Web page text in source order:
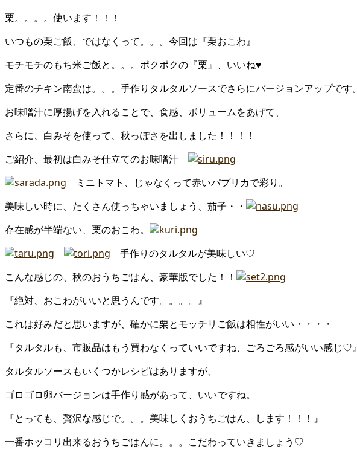
栗。。。。使います！！！
いつもの栗ご飯、ではなくって。。。今回は『栗おこわ』
モチモチのもち米ご飯と。。。ポクポクの『栗』、いいね♥
定番のチキン南蛮は。。。手作りタルタルソースでさらにバージョンアップです。
お味噌汁に厚揚げを入れることで、食感、ボリュームをあげて、
さらに、白みそを使って、秋っぽさを出しました！！！！
ご紹介、最初は白みそ仕立てのお味噌汁
ミニトマト、じゃなくって赤いパプリカで彩り。
美味しい時に、たくさん使っちゃいましょう、茄子・・
存在感が半端ない、栗のおこわ。
手作りのタルタルが美味しい♡
こんな感じの、秋のおうちごはん、豪華版でした！！
『絶対、おこわがいいと思うんです。。。。』
これは好みだと思いますが、確かに栗とモッチリご飯は相性がいい・・・・
『タルタルも、市販品はもう買わなくっていいですね、ごろごろ感がいい感じ♡』
タルタルソースもいくつかレシピはありますが、
ゴロゴロ卵バージョンは手作り感があって、いいですね。
『とっても、贅沢な感じで。。。美味しくおうちごはん、します！！！』
一番ホッコリ出来るおうちごはんに。。。こだわっていきましょう♡